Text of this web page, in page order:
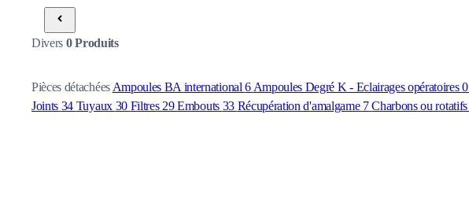
Pièces détachées Ampoules BA international6 Ampoules Degré K - Eclairages opératoires0
Joints 34 Tuyaux 30 Filtres 29Embouts 33 Récupération d'amalgame 7Charbons ou rotatifs
Divers 0Produits